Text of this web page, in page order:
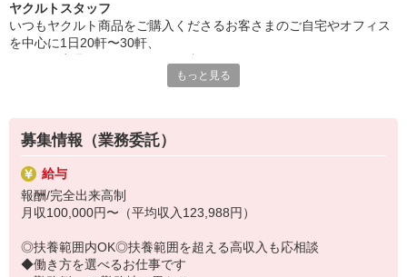
◆急なお休みにもスタッフ同士で快くフォロー
など、働くママの多いヤクルトならではの
仕事×育児のお悩みをスッキリ解決に導きます☆
ヤクルトスタッフ
いつもヤクルト商品をご購入くださるお客さまのご自宅やオフィス
を中心に1日20軒〜30軒、
商品を通じてお客さまとふれあう楽しさ、健康的な生活にお役立ち
す！
〜ヤクルトスタッフの1日〜
2児の母として仕事と家庭の両立をしているHさん。
実際のワークスタイルを、一例としてご紹介いたします！
※時間は地域によって異なります。
8:20 宅配センターに到着、お届けの準備
8:30 朝礼が終わったら出発
もっと見る
募集情報（業務委託）
給与
報酬/完全出来高制
月収100,000円〜（平均収入123,988円）
◎扶養範囲内OK◎扶養範囲を超える高収入も応相談
◆働き方を選べるお仕事です